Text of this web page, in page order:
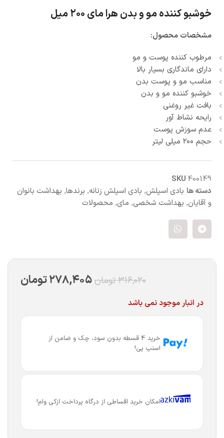
خوشبو کننده مو و بدن هرا مای ۲۰۰ میل
مشخصات محصول:
مرطوب کننده پوست و مو
دارای ماندگاری بسیار بالا
مناسب مو و پوست بدن
خوشبو کننده مو و بدن
بافت غیر روغنی
رایحه نشاط آور
عدم سوزش پوست
حجم ۲۰۰ میلی لیتر
SKU 400149
دسته ها بادی اسپلش, بادی اسپلش زنانه, برندها, بهداشت بانوان
و آقایان, بهداشت شخصی, مای, محصولات
۳۱۶,۰۲۰تومان۲۷۸,۴۰۵تومان
در انبار موجود نمی باشد
خرید 4 قسطه بدون سود، چک و ضامن از
اسنپ پی!
امکان خرید اقساطی از درگاه پرداخت ازکی وام!